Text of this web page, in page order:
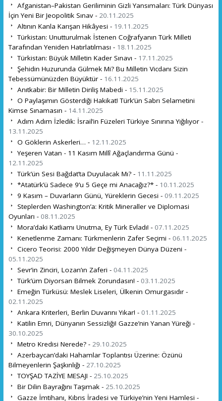
Afganistan–Pakistan Geriliminin Gizli Yansımaları: Türk Dünyası
İçin Yeni Bir Jeopolitik Sınav - 20.11.2025
Altının Kanla Karışan Hikâyesi - 19.11.2025
Türkistan: Unutturulmak İstenen Coğrafyanın Türk Milleti
Tarafından Yeniden Hatırlatılması - 18.11.2025
Türkistan: Büyük Milletin Kader Sınavı - 17.11.2025
Şehidin Huzurunda Gülmek Mi? Bu Milletin Vicdanı Sizin
Tebessümünüzden Büyüktür - 16.11.2025
Anıtkabir: Bir Milletin Diriliş Mabedi - 15.11.2025
O Paylaşımın Gösterdiği Hakikat! Türk’ün Sabrı Selametini
Kimse Sınamasın - 14.11.2025
Adım Adım İzledik: İsrail’in Füzeleri Türkiye Sınırına Yığılıyor -
13.11.2025
O Göklerin Askerleri… - 12.11.2025
Yeşeren Vatan - 11 Kasım Millî Ağaçlandırma Günü -
12.11.2025
Türk’ün Sesi Bağdat’ta Duyulacak Mı? - 11.11.2025
*Atatürk’ü Sadece 9’u 5 Geçe mi Anacağız?* - 10.11.2025
9 Kasım – Duvarların Günü, Yüreklerin Gecesi - 09.11.2025
Steplerden Washington’a: Kritik Mineraller ve Diplomasi
Oyunları - 08.11.2025
Mora’daki Katliamı Unutma, Ey Türk Evladı! - 07.11.2025
Kenetlenme Zamanı: Türkmenlerin Zafer Seçimi - 06.11.2025
Cicero Teorisi: 2000 Yıldır Değişmeyen Dünya Düzeni -
05.11.2025
Sevr’in Zinciri, Lozan’ın Zaferi - 04.11.2025
Türk’üm Diyorsan Bilmek Zorundasın! - 03.11.2025
Emeğin Türküsü: Meslek Liseleri, Ülkenin Omurgasıdır -
02.11.2025
Ankara Kriterleri, Berlin Duvarını Yıkar! - 01.11.2025
Katilin Emri, Dünyanın Sessizliği! Gazze’nin Yanan Yüreği -
30.10.2025
Metro Kredisi Nerede? - 29.10.2025
Azerbaycan’daki Hahamlar Toplantısı Üzerine: Özünü
Bilmeyenlerin Şaşkınlığı - 27.10.2025
TOYŞAD TAZİYE MESAJI - 25.10.2025
Bir Dilin Bayrağını Taşımak - 25.10.2025
Gazze İmtihanı, Kıbrıs İradesi ve Türkiye’nin Yeni Hamlesi -